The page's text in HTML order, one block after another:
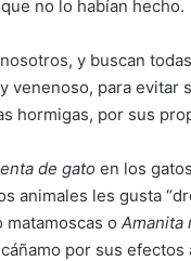
no lo habían hecho.
y buscan
venenoso, para evitar
hormigas, por sus
de gato en los
animales les gusta
o Amanita
por sus